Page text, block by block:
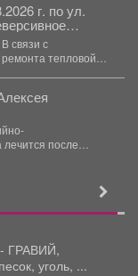
г. по ул.
тепловой
лечится после
ГРАВИЙ,
уголь, ...